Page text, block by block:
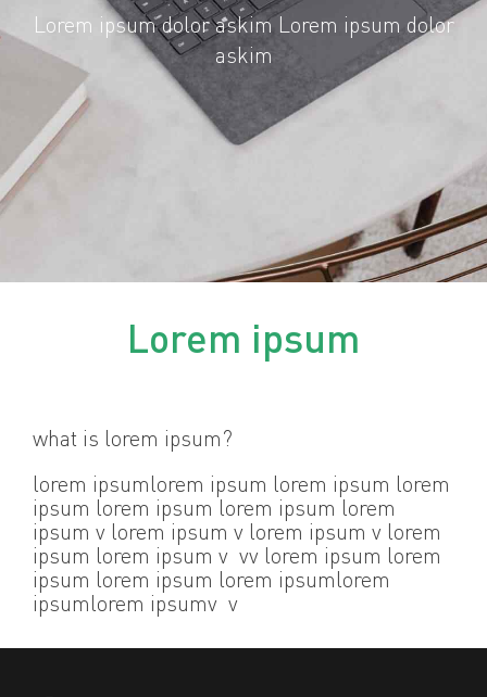
Lorem ipsum dolor askim Lorem ipsum dolor
askim
Lorem ipsum
what is lorem ipsum?
lorem ipsumlorem ipsum lorem ipsum lorem
ipsum lorem ipsum lorem ipsum lorem
ipsum v lorem ipsum v lorem ipsum v lorem
ipsum lorem ipsum v vv lorem ipsum lorem
ipsum lorem ipsum lorem ipsumlorem
ipsumlorem ipsumv v